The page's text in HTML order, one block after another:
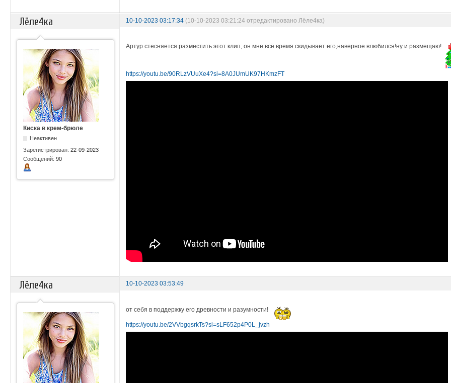
Лёле4ка 10-10-2023 03:17:34 (10-10-2023 03:21:24 отредактировано Лёле4ка)
Киска в крем-брюле
Неактивен
Зарегистрирован:22-09-2023
Сообщений:90
Артур стесняется разместить этот клип, он мне всё время скидывает его,наверное влюбился!ну и размещаю!
https://youtu.be/90RLzVUuXe4?si=8A0JUmUK97HKmzFT
Лёле4ка 10-10-2023 03:53:49
от себя в поддержку его древности и разумности!
https://youtu.be/2VVbgqsrkTs?si=sLF652p4P0L_jvzh